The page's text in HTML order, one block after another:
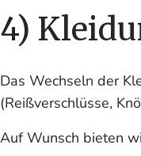
4)
Das Wechseln der
(Reißverschlüsse,
Auf Wunsch bieten